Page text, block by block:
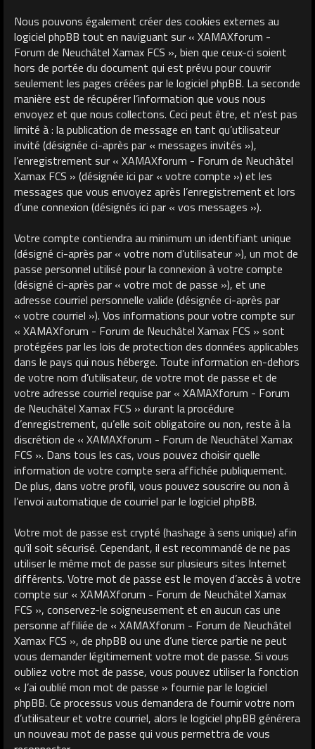
Nous pouvons également créer des cookies externes au
logiciel phpBB tout en naviguant sur « XAMAXforum -
Forum de Neuchâtel Xamax FCS », bien que ceux-ci soient
hors de portée du document qui est prévu pour couvrir
seulement les pages créées par le logiciel phpBB. La seconde
manière est de récupérer l’information que vous nous
envoyez et que nous collectons. Ceci peut être, et n’est pas
limité à : la publication de message en tant qu’utilisateur
invité (désignée ci-après par « messages invités »),
l’enregistrement sur « XAMAXforum - Forum de Neuchâtel
Xamax FCS » (désignée ici par « votre compte ») et les
messages que vous envoyez après l’enregistrement et lors
d’une connexion (désignés ici par « vos messages »).
Votre compte contiendra au minimum un identifiant unique
(désigné ci-après par « votre nom d’utilisateur »), un mot de
passe personnel utilisé pour la connexion à votre compte
(désigné ci-après par « votre mot de passe »), et une
adresse courriel personnelle valide (désignée ci-après par
« votre courriel »). Vos informations pour votre compte sur
« XAMAXforum - Forum de Neuchâtel Xamax FCS » sont
protégées par les lois de protection des données applicables
dans le pays qui nous héberge. Toute information en-dehors
de votre nom d’utilisateur, de votre mot de passe et de
votre adresse courriel requise par « XAMAXforum - Forum
de Neuchâtel Xamax FCS » durant la procédure
d’enregistrement, qu’elle soit obligatoire ou non, reste à la
discrétion de « XAMAXforum - Forum de Neuchâtel Xamax
FCS ». Dans tous les cas, vous pouvez choisir quelle
information de votre compte sera affichée publiquement.
De plus, dans votre profil, vous pouvez souscrire ou non à
l’envoi automatique de courriel par le logiciel phpBB.
Votre mot de passe est crypté (hashage à sens unique) afin
qu’il soit sécurisé. Cependant, il est recommandé de ne pas
utiliser le même mot de passe sur plusieurs sites Internet
différents. Votre mot de passe est le moyen d’accès à votre
compte sur « XAMAXforum - Forum de Neuchâtel Xamax
FCS », conservez-le soigneusement et en aucun cas une
personne affiliée de « XAMAXforum - Forum de Neuchâtel
Xamax FCS », de phpBB ou une d’une tierce partie ne peut
vous demander légitimement votre mot de passe. Si vous
oubliez votre mot de passe, vous pouvez utiliser la fonction
« J’ai oublié mon mot de passe » fournie par le logiciel
phpBB. Ce processus vous demandera de fournir votre nom
d’utilisateur et votre courriel, alors le logiciel phpBB générera
un nouveau mot de passe qui vous permettra de vous